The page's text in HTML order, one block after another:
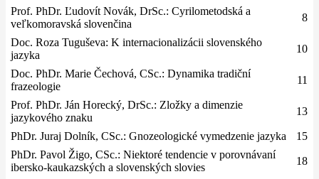
Prof. PhDr. Ľudovít Novák, DrSc.: Cyrilometodská a
veľkomoravská slovenčina
8
Doc. Roza Tuguševa: K internacionalizácii slovenského
jazyka
10
Doc. PhDr. Marie Čechová, CSc.: Dynamika tradiční
frazeologie
11
Prof. PhDr. Ján Horecký, DrSc.: Zložky a dimenzie
jazykového znaku
13
PhDr. Juraj Dolník, CSc.: Gnozeologické vymedzenie jazyka
15
PhDr. Pavol Žigo, CSc.: Niektoré tendencie v porovnávaní
ibersko-kaukazských a slovenských slovies
18